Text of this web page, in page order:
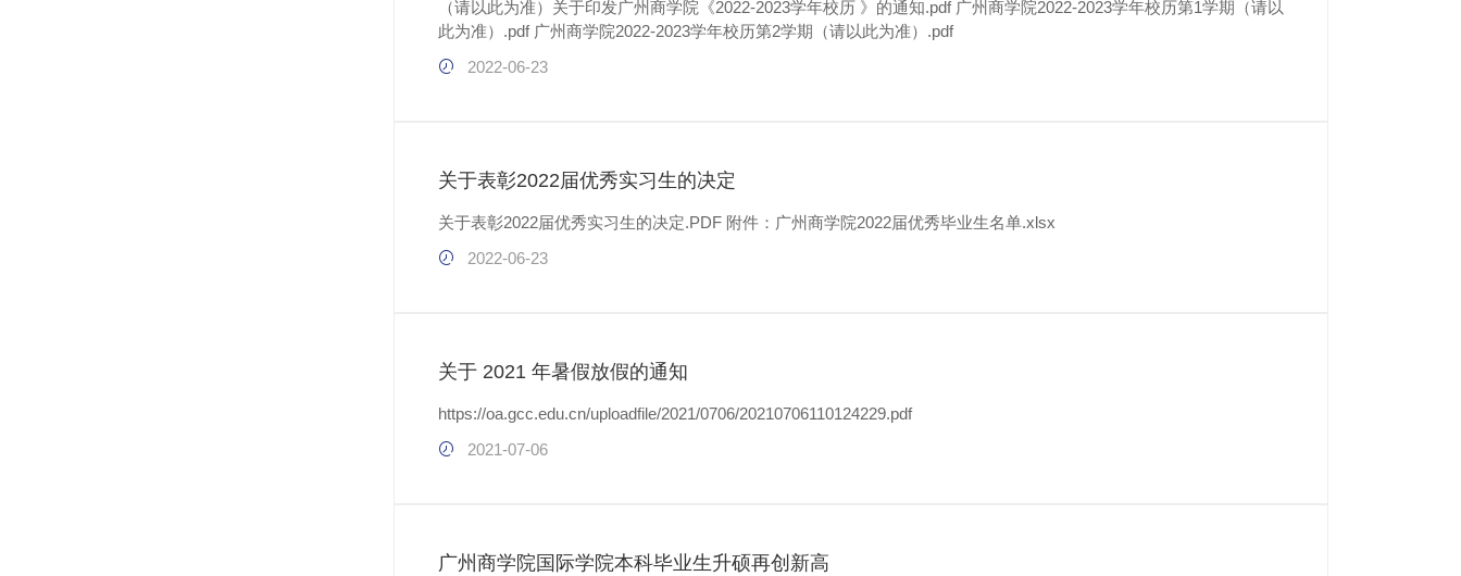
（请以此为准）关于印发广州商学院《2022-2023学年校历 》的通知.pdf 广州商学院2022-2023学年校历第1学期（请以
此为准）.pdf 广州商学院2022-2023学年校历第2学期（请以此为准）.pdf
2022-06-23
关于表彰2022届优秀实习生的决定
关于表彰2022届优秀实习生的决定.PDF 附件：广州商学院2022届优秀毕业生名单.xlsx
2022-06-23
关于 2021 年暑假放假的通知
https://oa.gcc.edu.cn/uploadfile/2021/0706/20210706110124229.pdf
2021-07-06
广州商学院国际学院本科毕业生升硕再创新高